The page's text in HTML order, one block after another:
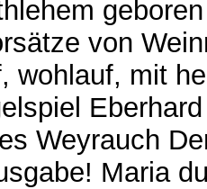
von
wohlauf, mit
Weyrauch
Maria